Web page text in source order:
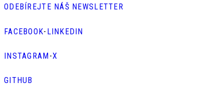
ODEBÍREJTE NÁŠ NEWSLETTER
FACEBOOK- LINKEDIN
INSTAGRAM-X
GITHUB